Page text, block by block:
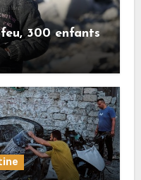
300 enfants